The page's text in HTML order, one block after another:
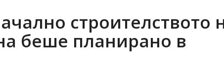
строителството
беше планирано в